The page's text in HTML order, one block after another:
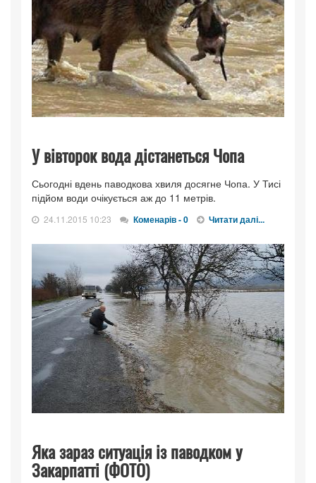
У вівторок вода дістанеться Чопа
Сьогодні вдень паводкова хвиля досягне Чопа. У Тисі
підйом води очікується аж до 11 метрів.
24.11.2015 10:23 Коменарів - 0 Читати далі...
Яка зараз ситуація із паводком у
Закарпатті (ФОТО)